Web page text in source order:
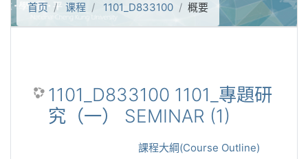
首页 课程 1101_D833100 概要
1101_D833100 1101_專題研
究（一） SEMINAR (1)
課程大綱(Course Outline)